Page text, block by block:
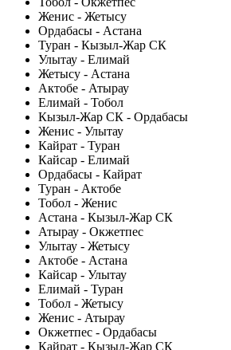
Женис - Жетысу
Ордабасы - Астана
Туран - Кызыл-Жар СК
Улытау - Елимай
Жетысу - Астана
Актобе - Атырау
Елимай - Тобол
Кызыл-Жар СК - Ордабасы
Женис - Улытау
Кайрат - Туран
Кайсар - Елимай
Ордабасы - Кайрат
Туран - Актобе
Тобол - Женис
Астана - Кызыл-Жар СК
Атырау - Окжетпес
Улытау - Жетысу
Актобе - Астана
Кайсар - Улытау
Елимай - Туран
Тобол - Жетысу
Женис - Атырау
Окжетпес - Ордабасы
Кайрат - Кызыл-Жар СК